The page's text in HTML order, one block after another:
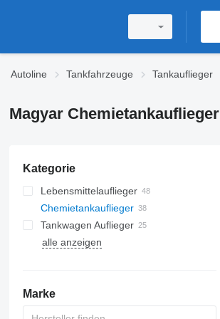
Autoline Tankfahrzeuge Tankauflieger
Magyar Chemietankauflieger
Kategorie
Lebensmittelauflieger
Chemietankauflieger
Tankwagen Auflieger
alle anzeigen
Marke